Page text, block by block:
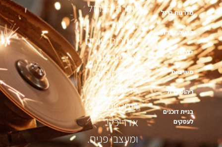
מדרגות ברזל
פרגולות ברזל
דלתות
משרביות
ריהוט ברזל
בניית דוכנים
לעסקים
טהרת הברזל
בשילוב
חומרים שונים
אנו עובדים
מול לקוחות
פרטיים
ועסקיים,
אדריכלי
ומעצבי פנים.